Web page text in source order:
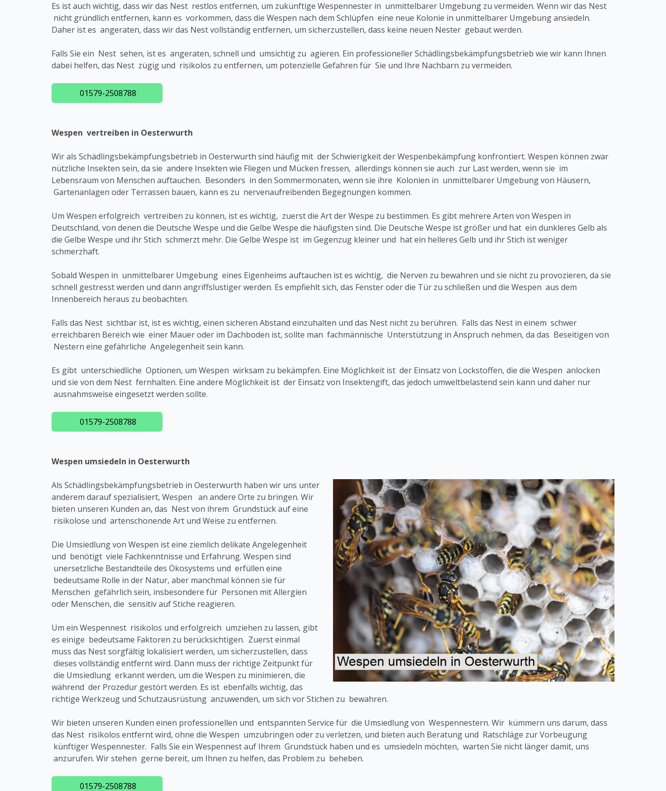
Es ist auch wichtig, dass wir das Nest restlos entfernen, um zukünftige Wespennester in unmittelbarer Umgebung zu vermeiden. Wenn wir das Nest
nicht gründlich entfernen, kann es vorkommen, dass die Wespen nach dem Schlüpfen eine neue Kolonie in unmittelbarer Umgebung ansiedeln.
Daher ist es angeraten, dass wir das Nest vollständig entfernen, um sicherzustellen, dass keine neuen Nester gebaut werden.
Falls Sie ein Nest sehen, ist es angeraten, schnell und umsichtig zu agieren. Ein professioneller Schädlingsbekämpfungsbetrieb wie wir kann Ihnen
dabei helfen, das Nest zügig und risikolos zu entfernen, um potenzielle Gefahren für Sie und Ihre Nachbarn zu vermeiden.
01579-2508788
Wespen vertreiben in Oesterwurth
Wir als Schädlingsbekämpfungsbetrieb in Oesterwurth sind häufig mit der Schwierigkeit der Wespenbekämpfung konfrontiert. Wespen können zwar
nützliche Insekten sein, da sie andere Insekten wie Fliegen und Mücken fressen, allerdings können sie auch zur Last werden, wenn sie im
Lebensraum von Menschen auftauchen. Besonders in den Sommermonaten, wenn sie ihre Kolonien in unmittelbarer Umgebung von Häusern,
Gartenanlagen oder Terrassen bauen, kann es zu nervenaufreibenden Begegnungen kommen.
Um Wespen erfolgreich vertreiben zu können, ist es wichtig, zuerst die Art der Wespe zu bestimmen. Es gibt mehrere Arten von Wespen in
Deutschland, von denen die Deutsche Wespe und die Gelbe Wespe die häufigsten sind. Die Deutsche Wespe ist größer und hat ein dunkleres Gelb als
die Gelbe Wespe und ihr Stich schmerzt mehr. Die Gelbe Wespe ist im Gegenzug kleiner und hat ein helleres Gelb und ihr Stich ist weniger
schmerzhaft.
Sobald Wespen in unmittelbarer Umgebung eines Eigenheims auftauchen ist es wichtig, die Nerven zu bewahren und sie nicht zu provozieren, da sie
schnell gestresst werden und dann angriffslustiger werden. Es empfiehlt sich, das Fenster oder die Tür zu schließen und die Wespen aus dem
Innenbereich heraus zu beobachten.
Falls das Nest sichtbar ist, ist es wichtig, einen sicheren Abstand einzuhalten und das Nest nicht zu berühren. Falls das Nest in einem schwer
erreichbaren Bereich wie einer Mauer oder im Dachboden ist, sollte man fachmännische Unterstützung in Anspruch nehmen, da das Beseitigen von
Nestern eine gefährliche Angelegenheit sein kann.
Es gibt unterschiedliche Optionen, um Wespen wirksam zu bekämpfen. Eine Möglichkeit ist der Einsatz von Lockstoffen, die die Wespen anlocken
und sie von dem Nest fernhalten. Eine andere Möglichkeit ist der Einsatz von Insektengift, das jedoch umweltbelastend sein kann und daher nur
ausnahmsweise eingesetzt werden sollte.
01579-2508788
Wespen umsiedeln in Oesterwurth
Als Schädlingsbekämpfungsbetrieb in Oesterwurth haben wir uns unter
anderem darauf spezialisiert, Wespen an andere Orte zu bringen. Wir
bieten unseren Kunden an, das Nest von ihrem Grundstück auf eine
risikolose und artenschonende Art und Weise zu entfernen.
Die Umsiedlung von Wespen ist eine ziemlich delikate Angelegenheit
und benötigt viele Fachkenntnisse und Erfahrung. Wespen sind
unersetzliche Bestandteile des Ökosystems und erfüllen eine
bedeutsame Rolle in der Natur, aber manchmal können sie für
Menschen gefährlich sein, insbesondere für Personen mit Allergien
oder Menschen, die sensitiv auf Stiche reagieren.
Um ein Wespennest risikolos und erfolgreich umziehen zu lassen, gibt
es einige bedeutsame Faktoren zu berücksichtigen. Zuerst einmal
muss das Nest sorgfältig lokalisiert werden, um sicherzustellen, dass
dieses vollständig entfernt wird. Dann muss der richtige Zeitpunkt für
die Umsiedlung erkannt werden, um die Wespen zu minimieren, die
während der Prozedur gestört werden. Es ist ebenfalls wichtig, das
richtige Werkzeug und Schutzausrüstung anzuwenden, um sich vor Stichen zu bewahren.
Wir bieten unseren Kunden einen professionellen und entspannten Service für die Umsiedlung von Wespennestern. Wir kümmern uns darum, dass
das Nest risikolos entfernt wird, ohne die Wespen umzubringen oder zu verletzen, und bieten auch Beratung und Ratschläge zur Vorbeugung
künftiger Wespennester. Falls Sie ein Wespennest auf Ihrem Grundstück haben und es umsiedeln möchten, warten Sie nicht länger damit, uns
anzurufen. Wir stehen gerne bereit, um Ihnen zu helfen, das Problem zu beheben.
01579-2508788